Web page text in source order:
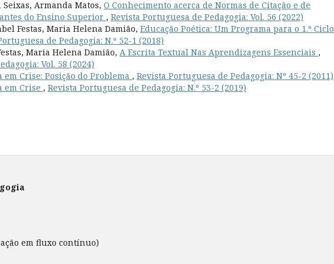
Armanda Matos, O Conhecimento acerca de Normas de Citação e de
do Ensino Superior , Revista Portuguesa de Pedagogia: Vol. 56 (2022)
Festas, Maria Helena Damião, Educação Poética: Um Programa para o 1.º
de Pedagogia: N.º 52-1 (2018)
Maria Helena Damião, A Escrita Textual Nas Aprendizagens Essenciais ,
Vol. 58 (2024)
em Crise: Posição do Problema , Revista Portuguesa de Pedagogia: Nº 45-2 (2011)
em Crise , Revista Portuguesa de Pedagogia: N.º 53-2 (2019)
em fluxo contínuo)